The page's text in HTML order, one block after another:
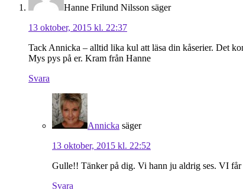
Hanne Frilund Nilsson säger
13 oktober, 2015 kl. 22:37
Tack Annicka – alltid lika kul att läsa din kåserier. Det
Mys pys på er. Kram från Hanne
Svara
Annicka säger
13 oktober, 2015 kl. 22:52
Gulle!! Tänker på dig. Vi hann ju aldrig ses. VI
Svara